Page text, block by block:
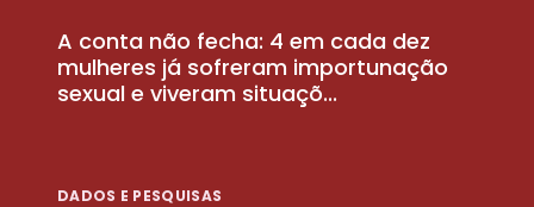
A conta não fecha: 4 em cada dez
mulheres já sofreram importunação
sexual e viveram situaçõ...
DADOS E PESQUISAS